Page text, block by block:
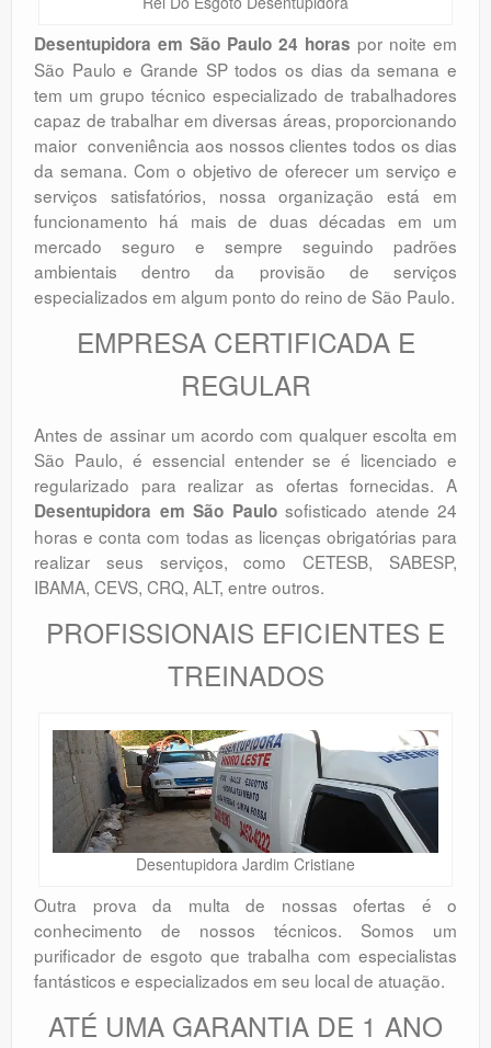
Desentupidora em São Paulo 24 horas por noite em
São Paulo e Grande SP todos os dias da semana e
tem um grupo técnico especializado de trabalhadores
capaz de trabalhar em diversas áreas, proporcionando
maior conveniência aos nossos clientes todos os dias
da semana. Com o objetivo de oferecer um serviço e
serviços satisfatórios, nossa organização está em
funcionamento há mais de duas décadas em um
mercado seguro e sempre seguindo padrões
ambientais dentro da provisão de serviços
especializados em algum ponto do reino de São Paulo.
EMPRESA CERTIFICADA E
REGULAR
Antes de assinar um acordo com qualquer escolta em
São Paulo, é essencial entender se é licenciado e
regularizado para realizar as ofertas fornecidas. A
Desentupidora em São Paulosofisticado atende 24
horas e conta com todas as licenças obrigatórias para
realizar seus serviços, como CETESB, SABESP,
IBAMA, CEVS, CRQ, ALT, entre outros.
PROFISSIONAIS EFICIENTES E
TREINADOS
Desentupidora Jardim Cristiane
Outra prova da multa de nossas ofertas é o
conhecimento de nossos técnicos. Somos um
purificador de esgoto que trabalha com especialistas
fantásticos e especializados em seu local de atuação.
ATÉ UMA GARANTIA DE 1 ANO